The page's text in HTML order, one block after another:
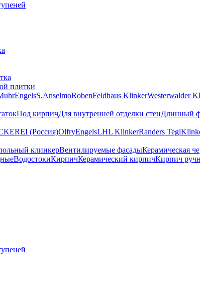
плитки
EngelsS.AnselmoRobenFeldhaus KlinkerWesterwalder
Под кирпичДля внутренней отделки стенДлинный
(Россия)OlfryEngelsLHL KlinkerRanders Tegl
клинкерВентилируемые фасадыКерамическая
ВодостокиКирпичКерамический кирпичКирпич